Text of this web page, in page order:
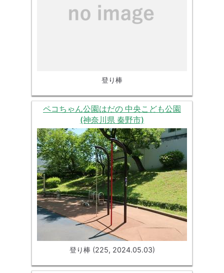
登り棒
ペコちゃん公園はだの 中央こども公園
(神奈川県 秦野市)
登り棒 (225, 2024.05.03)